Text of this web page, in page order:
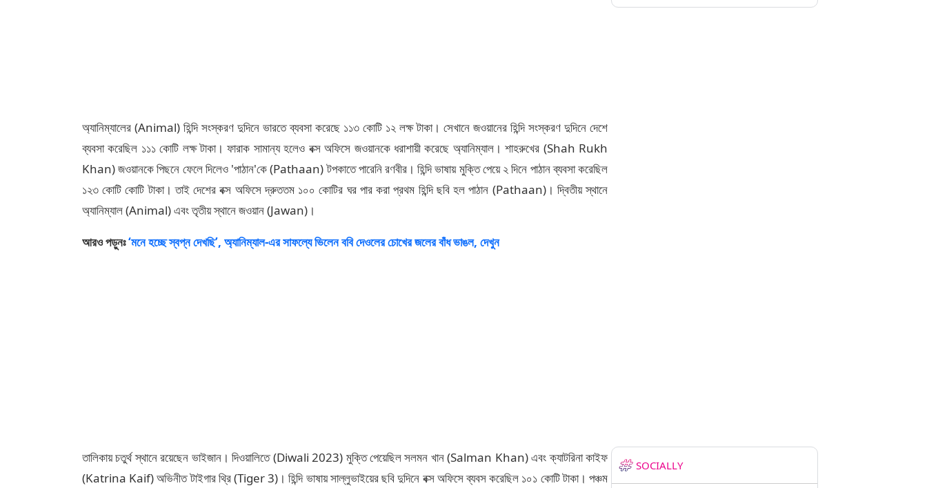
অ্যানিম্যালের (Animal) হিন্দি সংস্করণ দুদিনে ভারতে ব্যবসা করেছে ১১৩ কোটি ১২ লক্ষ টাকা। সেখানে জওয়ানের হিন্দি সংস্করণ দুদিনে দেশে
ব্যবসা করেছিল ১১১ কোটি লক্ষ টাকা। ফারাক সামান্য হলেও বক্স অফিসে জওয়ানকে ধরাশায়ী করেছে অ্যানিম্যাল। শাহরুখের (Shah Rukh
Khan) জওয়ানকে পিছনে ফেলে দিলেও 'পাঠান'কে (Pathaan) টপকাতে পারেনি রণবীর। হিন্দি ভাষায় মুক্তি পেয়ে ২ দিনে পাঠান ব্যবসা করেছিল
১২৩ কোটি কোটি টাকা। তাই দেশের বক্স অফিসে দ্রুততম ১০০ কোটির ঘর পার করা প্রথম হিন্দি ছবি হল পাঠান (Pathaan)। দ্বিতীয় স্থানে
অ্যানিম্যাল (Animal) এবং তৃতীয় স্থানে জওয়ান (Jawan)।
আরও পড়ুনঃ‘মনে হচ্ছে স্বপ্ন দেখছি’, অ্যানিম্যাল-এর সাফল্যে ভিলেন ববি দেওলের চোখের জলের বাঁধ ভাঙল, দেখুন
তালিকায় চতুর্থ স্থানে রয়েছেন ভাইজান। দিওয়ালিতে (Diwali 2023) মুক্তি পেয়েছিল সলমন খান (Salman Khan) এবং ক্যাটরিনা কাইফ
(Katrina Kaif) অভিনীত টাইগার থ্রি (Tiger 3)। হিন্দি ভাষায় সাল্লুভাইয়ের ছবি দুদিনে বক্স অফিসে ব্যবস করেছিল ১০১ কোটি টাকা। পঞ্চম
SOCIALLY